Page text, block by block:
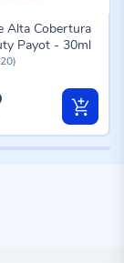
Alta Cobertura
Payot - 30ml